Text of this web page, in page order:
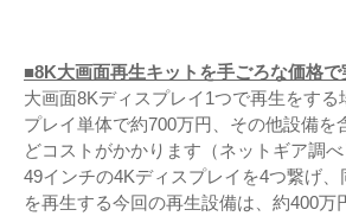
■8K大画面再生キットを手ごろな価格で
大画面8Kディスプレイ1つで再生をする
プレイ単体で約700万円、その他設備を
どコストがかかります（ネットギア調べ
49インチの4Kディスプレイを4つ繋げ
を再生する今回の再生設備は、約400万